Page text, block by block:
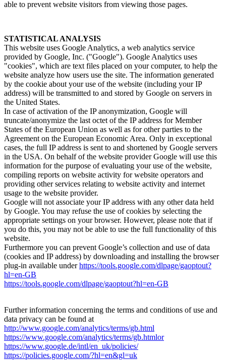
able to prevent website visitors from viewing those pages.
STATISTICAL ANALYSIS
This website uses Google Analytics, a web analytics service
provided by Google, Inc. ("Google"). Google Analytics uses
"cookies", which are text files placed on your computer, to help the
website analyze how users use the site. The information generated
by the cookie about your use of the website (including your IP
address) will be transmitted to and stored by Google on servers in
the United States.
In case of activation of the IP anonymization, Google will
truncate/anonymize the last octet of the IP address for Member
States of the European Union as well as for other parties to the
Agreement on the European Economic Area. Only in exceptional
cases, the full IP address is sent to and shortened by Google servers
in the USA. On behalf of the website provider Google will use this
information for the purpose of evaluating your use of the website,
compiling reports on website activity for website operators and
providing other services relating to website activity and internet
usage to the website provider.
Google will not associate your IP address with any other data held
by Google. You may refuse the use of cookies by selecting the
appropriate settings on your browser. However, please note that if
you do this, you may not be able to use the full functionality of this
website.
Furthermore you can prevent Google’s collection and use of data
(cookies and IP address) by downloading and installing the browser
plug-in available underhttps://tools.google.com/dlpage/gaoptout?
hl=en-GB
https://tools.google.com/dlpage/gaoptout?hl=en-GB
Further information concerning the terms and conditions of use and
data privacy can be found at
http://www.google.com/analytics/terms/gb.html
https://www.google.com/analytics/terms/gb.htmlor
https://www.google.de/intl/en_uk/policies/
https://policies.google.com/?hl=en&gl=uk